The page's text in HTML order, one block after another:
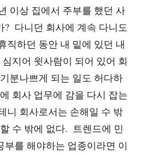
이상 집에서 주부를 했던 사
? 다니던 회사에 계속 다니도
직하던 동안 내 밑에 있던 내
지어 윗사람이 되어 있어 회
분나쁘게 되는 일도 허다하
회사 업무에 감을 다시 잡는
니 회사로서는 손해일 수 밖
수 밖에 없다. 트렌드에 민
부를 해야하는 업종이라면 이